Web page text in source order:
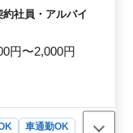
制 ・交通費支給
社員・アルバイ
円〜2,000円
車通勤OK